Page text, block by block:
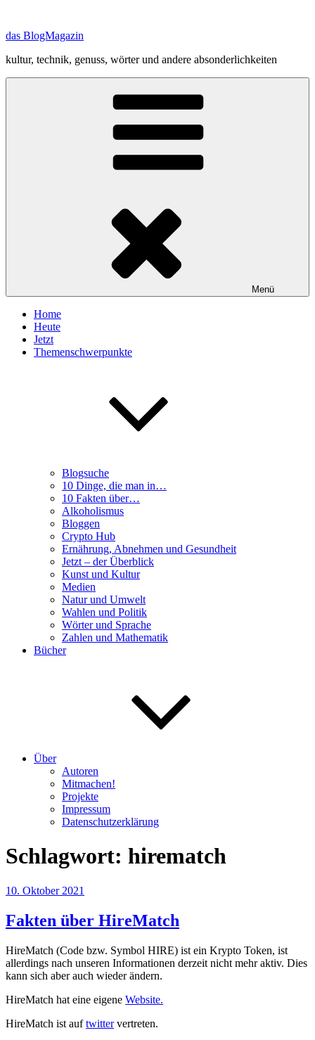
springen
das BlogMagazin
kultur, technik, genuss, wörter und andere absonderlichkeiten
Menü
Home
Heute
Jetzt
Themenschwerpunkte
Blogsuche
10 Dinge, die man in…
10 Fakten über…
Alkoholismus
Bloggen
Crypto Hub
Ernährung, Abnehmen und Gesundheit
Jetzt – der Überblick
Kunst und Kultur
Medien
Natur und Umwelt
Wahlen und Politik
Wörter und Sprache
Zahlen und Mathematik
Bücher
Über
Autoren
Mitmachen!
Projekte
Impressum
Datenschutzerklärung
Schlagwort: hirematch
Veröffentlicht
10. Oktober 2021
Fakten über HireMatch
HireMatch (Code bzw. Symbol HIRE) ist ein Krypto Token, ist
allerdings nach unseren Informationen derzeit nicht mehr aktiv. Dies
kann sich aber auch wieder ändern.
HireMatch hat eine eigene Website.
HireMatch ist auftwittervertreten.